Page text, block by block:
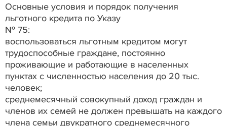
Основные условия и порядок получения
льготного кредита по Указу
№ 75:
воспользоваться льготным кредитом могут
трудоспособные граждане, постоянно
проживающие и работающие в населенных
пунктах с численностью населения до 20 тыс.
человек;
среднемесячный совокупный доход граждан и
членов их семей не должен превышать на каждого
члена семьи двукратного среднемесячного